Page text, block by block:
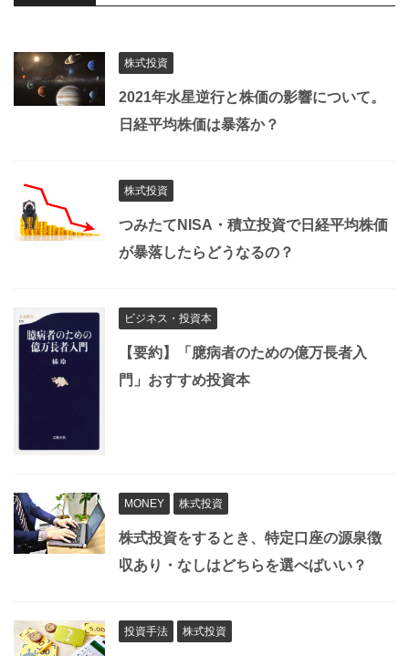
株式投資
2021年水星逆行と株価の影響について。
日経平均株価は暴落か？
株式投資
つみたてNISA・積立投資で日経平均株価
が暴落したらどうなるの？
ビジネス・投資本
【要約】「臆病者のための億万長者入
門」おすすめ投資本
MONEY 株式投資
株式投資をするとき、特定口座の源泉徴
収あり・なしはどちらを選べばいい？
投資手法 株式投資